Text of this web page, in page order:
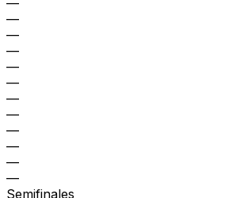
—
—
—
—
—
—
—
—
—
—
—
Semifinales